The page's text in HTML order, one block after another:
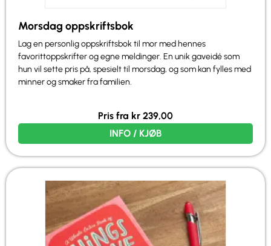
Morsdag oppskriftsbok
Lag en personlig oppskriftsbok til mor med hennes
favorittoppskrifter og egne meldinger. En unik gaveidé som
hun vil sette pris på, spesielt til morsdag, og som kan fylles med
minner og smaker fra familien.
Pris fra kr 239,00
INFO / KJØB